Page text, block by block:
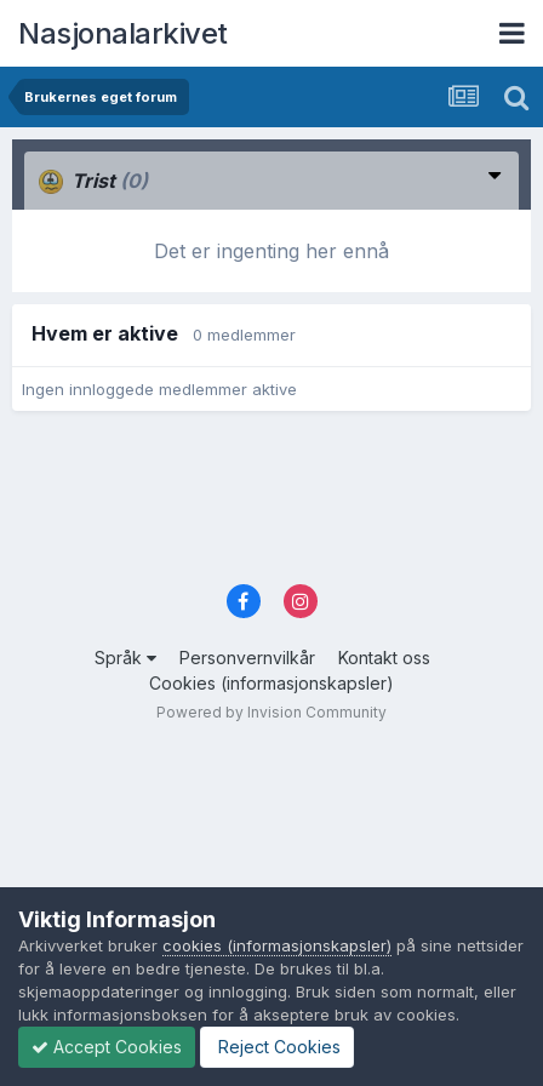
Nasjonalarkivet
Brukernes eget forum
Trist (0)
Det er ingenting her ennå
Hvem er aktive 0 medlemmer
Ingen innloggede medlemmer aktive
Språk Personvernvilkår
Kontakt oss
Cookies (informasjonskapsler)
Powered by Invision Community
Viktig Informasjon
Arkivverket bruker cookies (informasjonskapsler) på sine nettsider
for å levere en bedre tjeneste. De brukes til bl.a.
skjemaoppdateringer og innlogging. Bruk siden som normalt, eller
lukk informasjonsboksen for å akseptere bruk av cookies.
Accept Cookies Reject Cookies